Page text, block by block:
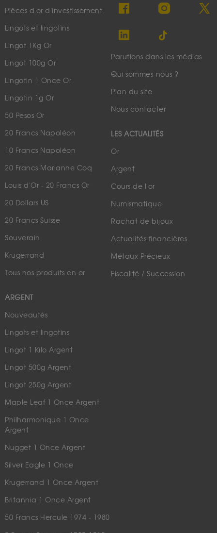
Pièces d'or d'investissement
Lingots et lingotins
Lingot 1Kg Or
Lingot 100g Or
Lingotin 1 Once Or
Lingotin 1g Or
50 Pesos Or
20 Francs Napoléon
10 Francs Napoléon
20 Francs Marianne Coq
Louis d'Or - 20 Francs Or
20 Dollars US
20 Francs Suisse
Souverain
Krugerrand
Tous nos produits en or
ARGENT
Nouveautés
Lingots et lingotins
Lingot 1 Kilo Argent
Lingot 500g Argent
Lingot 250g Argent
Maple Leaf 1 Once Argent
Philharmonique 1 Once
Argent
Nugget 1 Once Argent
Silver Eagle 1 Once
Krugerrand 1 Once Argent
Britannia 1 Once Argent
50 Francs Hercule 1974 - 1980
Parutions dans les médias
Qui sommes-nous ?
Plan du site
Nous contacter
LES ACTUALITÉS
Or
Argent
Cours de l'or
Numismatique
Rachat de bijoux
Actualités financières
Métaux Précieux
Fiscalité / Succession